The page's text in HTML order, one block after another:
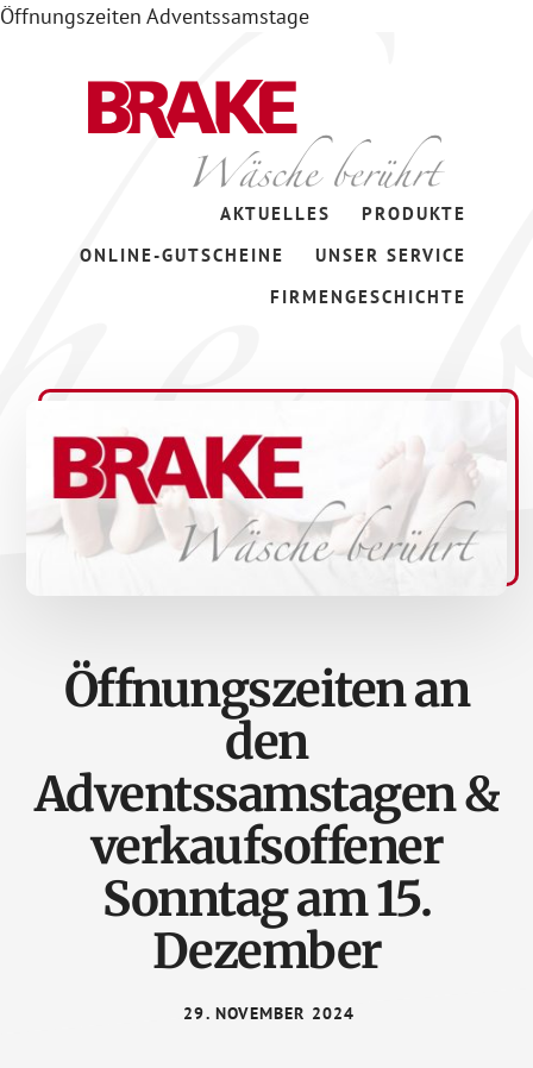
Öffnungszeiten Adventssamstage
AKTUELLES
PRODUKTE
ONLINE-GUTSCHEINE
UNSER SERVICE
FIRMENGESCHICHTE
Öffnungszeiten an
den
Adventssamstagen &
verkaufsoffener
Sonntag am 15.
Dezember
29. NOVEMBER 2024